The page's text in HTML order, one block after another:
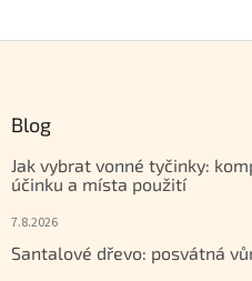
Blog
Jak vybrat vonné tyčinky:
účinku a místa použití
7.8.2026
Santalové dřevo: posvátná